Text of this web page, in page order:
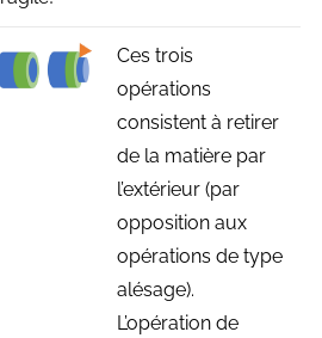
Ces trois
opérations
consistent à retirer
de la matière par
l’extérieur (par
opposition aux
opérations de type
alésage).
L’opération de